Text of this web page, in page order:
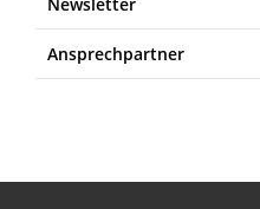
Ansprechpartner